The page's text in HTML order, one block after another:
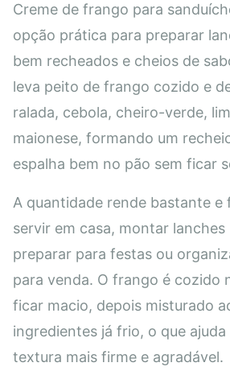
Creme de frango para
opção prática para preparar
bem recheados e cheios de
leva peito de frango cozido e
ralada, cebola, cheiro-verde,
maionese, formando um
espalha bem no pão sem ficar
A quantidade rende bastante e
servir em casa, montar lanches
preparar para festas ou
para venda. O frango é cozido
ficar macio, depois misturado
ingredientes já frio, o que
textura mais firme e agradável.